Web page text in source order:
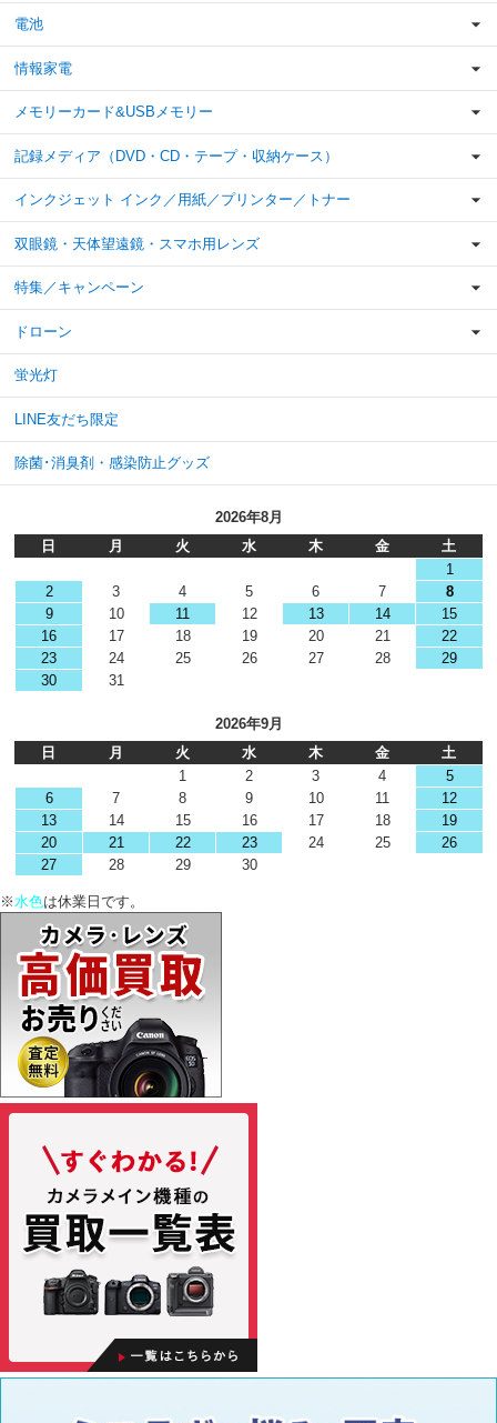
電池
情報家電
メモリーカード&USBメモリー
記録メディア（DVD・CD・テープ・収納ケース）
インクジェット インク／用紙／プリンター／トナー
双眼鏡・天体望遠鏡・スマホ用レンズ
特集／キャンペーン
ドローン
蛍光灯
LINE友だち限定
除菌･消臭剤・感染防止グッズ
2026年8月
日
月 火 水 木 金
土
1
2
3 4 5 6 7
8
9
10 11 12 13 14
15
16
17 18 19 20 21
22
23
24 25 26 27 28
29
30
31
2026年9月
日
月 火 水 木 金
土
1
2 3 4
5
6
7 8 9 10 11
12
13
14 15 16 17 18
19
20
21 22 23 24 25
26
27
28 29 30
※水色は休業日です。